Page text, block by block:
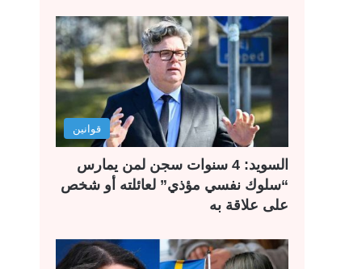
قوانين
السويد: 4 سنوات سجن لمن يمارس
“سلوك نفسي مؤذي” لعائلته أو شخص
على علاقة به